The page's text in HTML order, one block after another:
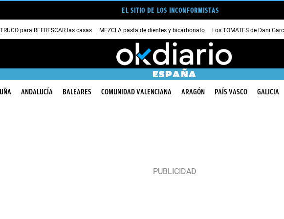
EL SITIO DE LOS INCONFORMISTAS
TRUCO para REFRESCAR las casas MEZCLA pasta de dientes y bicarbonato Los TOMATES de Dani
ESPAÑA
ANDALUCÍA BALEARES COMUNIDAD VALENCIANA ARAGÓN PAÍS VASCO GALICIA